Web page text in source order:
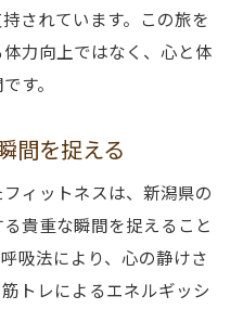
されています。この旅を
力向上ではなく、心と体
す。
間を捉える
ィットネスは、新潟県の
貴重な瞬間を捉えること
吸法により、心の静けさ
トレによるエネルギッシ